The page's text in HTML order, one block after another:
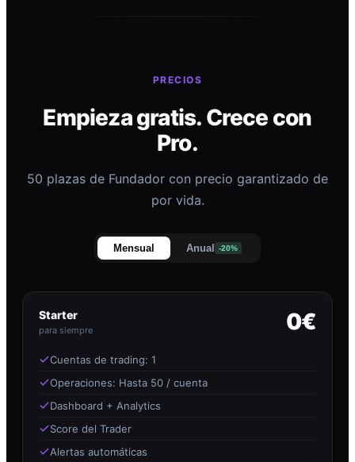
PRECIOS
Empieza gratis. Crece con
Pro.
50 plazas de Fundador con precio garantizado de
por vida.
Mensual Anual -20%
Starter
para siempre 0€
Cuentas de trading: 1
Operaciones: Hasta 50 / cuenta
Dashboard + Analytics
Score del Trader
Alertas automáticas